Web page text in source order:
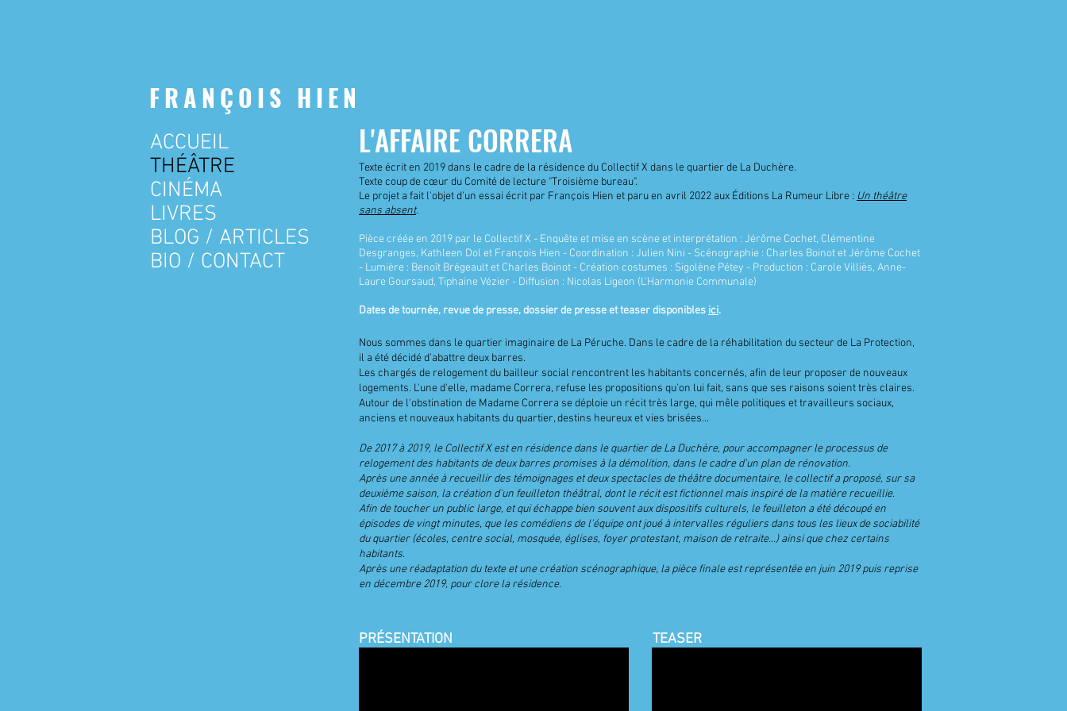
FRANÇOIS HIEN
L'AFFAIRE CORRERA
Texte écrit en 2019 dans le cadre de la résidence du Collectif X dans le quartier de La Duchère.
Texte coup de cœur du Comité de lecture "Troisième bureau".
Le projet a fait l'objet d'un essai écrit par François Hien et paru en avril 2022 aux Éditions La Rumeur Libre : Un théâtre
sans absent.
Pièce créée en 2019 par le Collectif X - Enquête et mise en scène et interprétation : Jérôme Cochet, Clémentine
Desgranges, Kathleen Dol et François Hien - Coordination : Julien Nini - Scénographie : Charles Boinot et Jérôme Cochet
- Lumière : Benoît Brégeault et Charles Boinot - Création costumes : Sigolène Pétey - Production : Carole Villiès, Anne-
Laure Goursaud, Tiphaine Vézier - Diffusion : Nicolas Ligeon (L'Harmonie Communale)
Dates de tournée, revue de presse, dossier de presse et teaser disponibles ici.
Nous sommes dans le quartier imaginaire de La Péruche. Dans le cadre de la réhabilitation du secteur de La Protection,
il a été décidé d'abattre deux barres.
Les chargés de relogement du bailleur social rencontrent les habitants concernés, afin de leur proposer de nouveaux
logements. L'une d'elle, madame Correra, refuse les propositions qu'on lui fait, sans que ses raisons soient très claires.
Autour de l'obstination de Madame Correra se déploie un récit très large, qui mêle politiques et travailleurs sociaux,
anciens et nouveaux habitants du quartier, destins heureux et vies brisées...
De 2017 à 2019, le Collectif X est en résidence dans le quartier de La Duchère, pour accompagner le processus de
relogement des habitants de deux barres promises à la démolition, dans le cadre d'un plan de rénovation.
Après une année à recueillir des témoignages et deux spectacles de théâtre documentaire, le collectif a proposé, sur sa
deuxième saison, la création d'un feuilleton théâtral, dont le récit est fictionnel mais inspiré de la matière recueillie.
Afin de toucher un public large, et qui échappe bien souvent aux dispositifs culturels, le feuilleton a été découpé en
épisodes de vingt minutes, que les comédiens de l'équipe ont joué à intervalles réguliers dans tous les lieux de sociabilité
du quartier (écoles, centre social, mosquée, églises, foyer protestant, maison de retraite...) ainsi que chez certains
habitants.
Après une réadaptation du texte et une création scénographique, la pièce finale est représentée en juin 2019 puis reprise
en décembre 2019, pour clore la résidence.
PRÉSENTATION TEASER
ACCUEIL
THÉÂTRE
CINÉMA
LIVRES
BLOG / ARTICLES
BIO / CONTACT